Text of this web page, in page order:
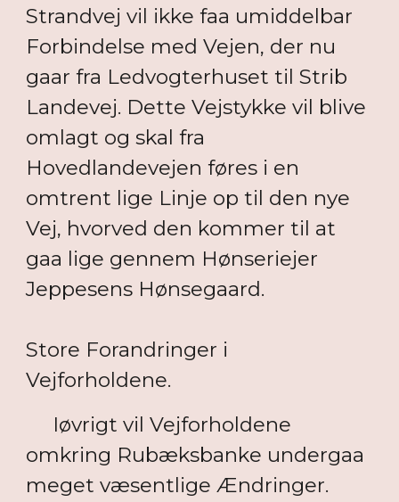
Strandvej vil ikke faa umiddelbar
Forbindelse med Vejen, der nu
gaar fra Ledvogterhuset til Strib
Landevej. Dette Vejstykke vil blive
omlagt og skal fra
Hovedlandevejen føres i en
omtrent lige Linje op til den nye
Vej, hvorved den kommer til at
gaa lige gennem Hønseriejer
Jeppesens Hønsegaard.
Store Forandringer i
Vejforholdene.
Iøvrigt vil Vejforholdene
omkring Rubæksbanke undergaa
meget væsentlige Ændringer.